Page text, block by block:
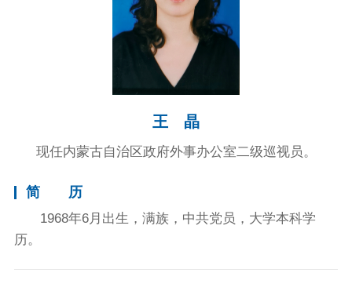
王 晶
现任内蒙古自治区政府外事办公室二级巡视员。
简 历
1968年6月出生，满族，中共党员，大学本科学
历。